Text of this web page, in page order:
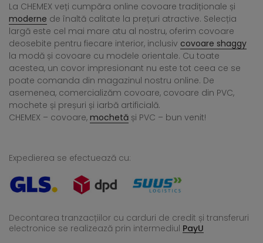
La CHEMEX veți cumpăra online covoare tradiționale și
moderne de înaltă calitate la prețuri atractive. Selecția
largă este cel mai mare atu al nostru, oferim covoare
deosebite pentru fiecare interior, inclusiv covoare shaggy
la modă și covoare cu modele orientale. Cu toate
acestea, un covor impresionant nu este tot ceea ce se
poate comanda din magazinul nostru online. De
asemenea, comercializăm covoare, covoare din PVC,
mochete și preșuri și iarbă artificială.
CHEMEX – covoare, mochetă și PVC – bun venit!
Expedierea se efectuează cu:
Decontarea tranzacțiilor cu carduri de credit și transferuri
electronice se realizează prin intermediul PayU